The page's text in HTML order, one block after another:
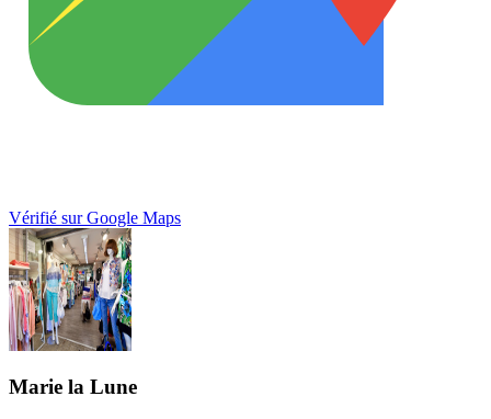
Vérifié sur Google Maps
Marie la Lune